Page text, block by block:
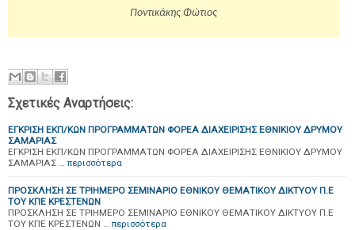
Ποντικάκης Φώτιος
Σχετικές Αναρτήσεις:
ΕΓΚΡΙΣΗ ΕΚΠ/ΚΩΝ ΠΡΟΓΡΑΜΜΑΤΩΝ ΦΟΡΕΑ ΔΙΑΧΕΙΡΙΣΗΣ ΕΘΝΙΚΙΟΥ ΔΡΥΜΟΥ
ΣΑΜΑΡΙΑΣ
ΕΓΚΡΙΣΗ ΕΚΠ/ΚΩΝ ΠΡΟΓΡΑΜΜΑΤΩΝ ΦΟΡΕΑ ΔΙΑΧΕΙΡΙΣΗΣ ΕΘΝΙΚΙΟΥ ΔΡΥΜΟΥ
ΣΑΜΑΡΙΑΣ … περισσότερα
ΠΡΟΣΚΛΗΣΗ ΣΕ ΤΡΙΗΜΕΡΟ ΣΕΜΙΝΑΡΙΟ ΕΘΝΙΚΟΥ ΘΕΜΑΤΙΚΟΥ ΔΙΚΤΥΟΥ Π.Ε
ΤΟΥ ΚΠΕ ΚΡΕΣΤΕΝΩΝ
ΠΡΟΣΚΛΗΣΗ ΣΕ ΤΡΙΗΜΕΡΟ ΣΕΜΙΝΑΡΙΟ ΕΘΝΙΚΟΥ ΘΕΜΑΤΙΚΟΥ ΔΙΚΤΥΟΥ Π.Ε
ΤΟΥ ΚΠΕ ΚΡΕΣΤΕΝΩΝ … περισσότερα